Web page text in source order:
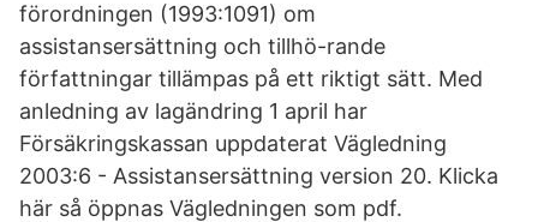
förordningen (1993:1091) om
assistansersättning och tillhö-rande
författningar tillämpas på ett riktigt sätt. Med
anledning av lagändring 1 april har
Försäkringskassan uppdaterat Vägledning
2003:6 - Assistansersättning version 20. Klicka
här så öppnas Vägledningen som pdf.